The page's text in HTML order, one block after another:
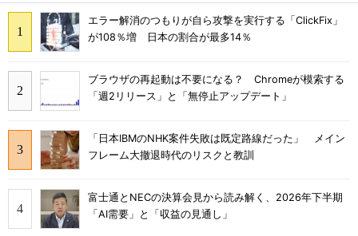
エラー解消のつもりが自ら攻撃を実行する「ClickFix」
が108％増 日本の割合が最多14％
ブラウザの再起動は不要になる？ Chromeが模索する
「週2リリース」と「無停止アップデート」
「日本IBMのNHK案件失敗は既定路線だった」 メイン
フレーム大撤退時代のリスクと教訓
富士通とNECの決算会見から読み解く、2026年下半期
「AI需要」と「収益の見通し」